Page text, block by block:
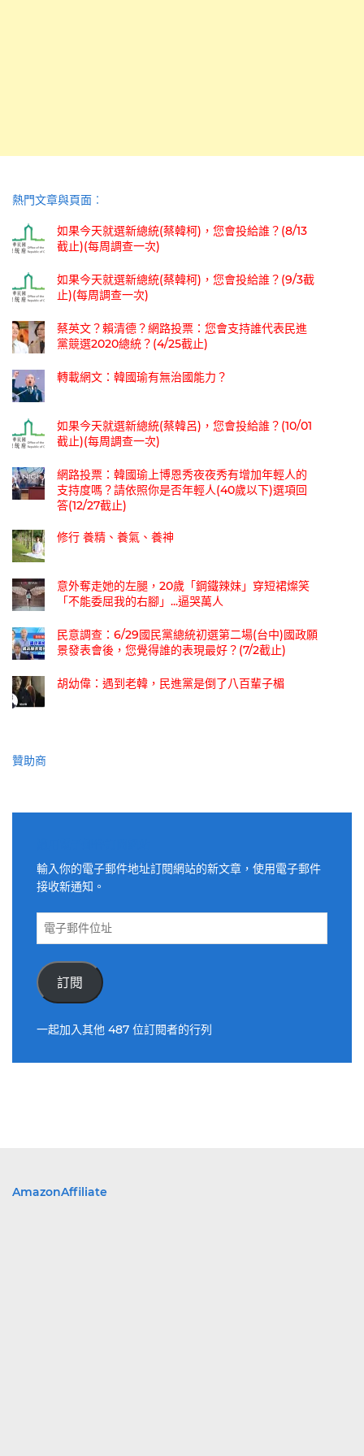
熱門文章與頁面︰
如果今天就選新總統(蔡韓柯)，您會投給誰？(8/13
截止)(每周調查一次)
如果今天就選新總統(蔡韓柯)，您會投給誰？(9/3截
止)(每周調查一次)
蔡英文？賴清德？網路投票：您會支持誰代表民進
黨競選2020總統？(4/25截止)
轉載網文：韓國瑜有無治國能力？
如果今天就選新總統(蔡韓呂)，您會投給誰？(10/01
截止)(每周調查一次)
網路投票：韓國瑜上博恩秀夜夜秀有增加年輕人的
支持度嗎？請依照你是否年輕人(40歲以下)選項回
答(12/27截止)
修行 養精、養氣、養神
意外奪走她的左腿，20歲「鋼鐵辣妹」穿短裙燦笑
「不能委屈我的右腳」...逼哭萬人
民意調查：6/29國民黨總統初選第二場(台中)國政願
景發表會後，您覺得誰的表現最好？(7/2截止)
胡幼偉：遇到老韓，民進黨是倒了八百輩子楣
贊助商
輸入你的電子郵件地址訂閱網站的新文章，使用電子郵件
接收新通知。
電
件
位
訂閱
一起加入其他 487 位訂閱者的行列
AmazonAffiliate